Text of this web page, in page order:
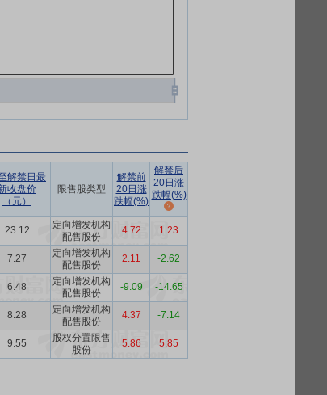
解禁日最
收盘价
（元）
限售股类型
解禁前
20日涨
跌幅(%)
解禁后
20日涨
跌幅(%)
23.12
定向增发机构
配售股份
4.72 1.23
7.27
定向增发机构
配售股份
2.11 -2.62
6.48
定向增发机构
配售股份
-9.09 -14.65
8.28
定向增发机构
配售股份
4.37 -7.14
9.55
股权分置限售
股份
5.86 5.85